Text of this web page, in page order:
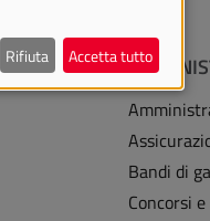
Bandi di
Concorsi
Rifiuta Accetta tutto